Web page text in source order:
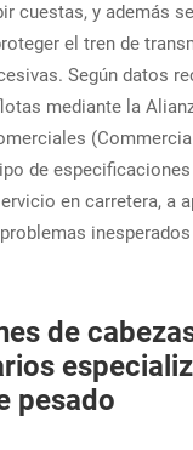
cuestas, y además
el tren de
Según datos
mediante la
de
en carretera, a
de
pesado